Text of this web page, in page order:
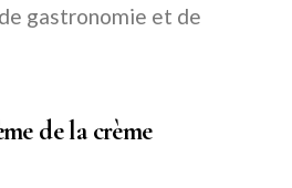
gastronomie et de
de la crème